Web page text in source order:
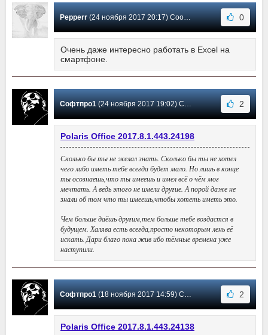
Pepperr(24 ноября 2017 20:17) Сообщение #21 0
Очень даже интересно работать в Excel на
смартфоне.
Софтпро1(24 ноября 2017 19:02) Сообщение #20 2
Polaris Office 2017.8.1.443.24198
Сколько бы ты не желал знать. Сколько бы ты не хотел
чего либо иметь тебе всегда будет мало. Но лишь в конце
ты осознаешь,что ты имеешь и имел всё о чём мог
мечтать. А ведь этого не имели другие. А порой даже не
знали об том что ты имеешь,чтобы хотеть иметь это.
Чем больше даёшь другим,тем больше тебе воздастся в
будущем. Халява есть всегда,просто некоторым лень её
искать. Дари благо пока жив ибо тёмные времена уже
наступили.
Софтпро1(18 ноября 2017 14:59) Сообщение #19 2
Polaris Office 2017.8.1.443.24138